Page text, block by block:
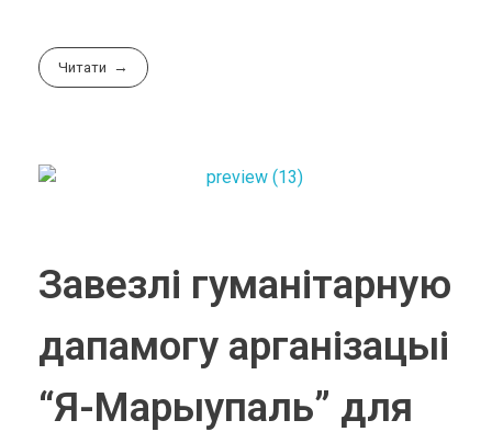
Читати
Завезлі гуманітарную
дапамогу арганізацыі
“Я-Марыупаль” для